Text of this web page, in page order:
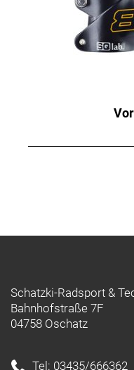
Schatzki-Radsport &
Bahnhofstraße 7F
04758 Oschatz
Tel: 03435/666362